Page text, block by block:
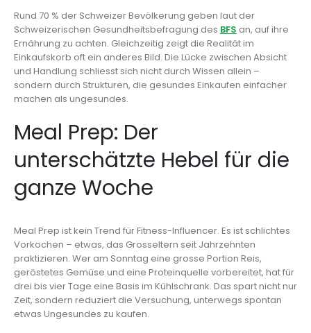
Rund 70 % der Schweizer Bevölkerung geben laut der
Schweizerischen Gesundheitsbefragung des BFS an, auf ihre
Ernährung zu achten. Gleichzeitig zeigt die Realität im
Einkaufskorb oft ein anderes Bild. Die Lücke zwischen Absicht
und Handlung schliesst sich nicht durch Wissen allein –
sondern durch Strukturen, die gesundes Einkaufen einfacher
machen als ungesundes.
Meal Prep: Der
unterschätzte Hebel für die
ganze Woche
Meal Prep ist kein Trend für Fitness-Influencer. Es ist schlichtes
Vorkochen – etwas, das Grosseltern seit Jahrzehnten
praktizieren. Wer am Sonntag eine grosse Portion Reis,
geröstetes Gemüse und eine Proteinquelle vorbereitet, hat für
drei bis vier Tage eine Basis im Kühlschrank. Das spart nicht nur
Zeit, sondern reduziert die Versuchung, unterwegs spontan
etwas Ungesundes zu kaufen.